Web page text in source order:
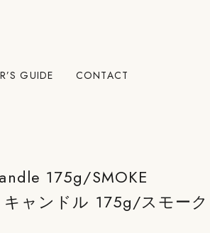
GUIDE CONTACT
175g/SMOKE
ャンドル 175g/スモーク